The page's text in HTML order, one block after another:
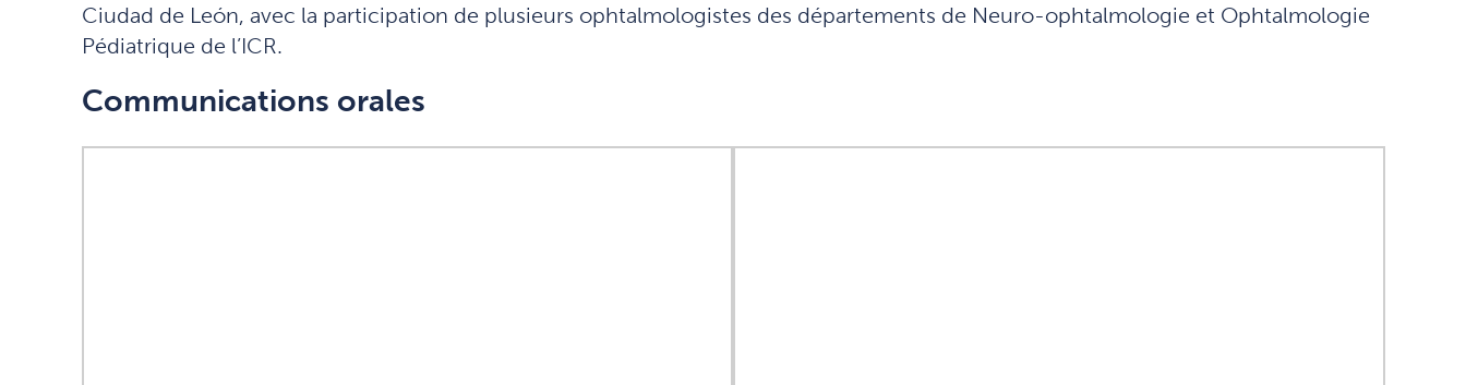
Ciudad de León, avec la participation de plusieurs ophtalmologistes des départements de Neuro-ophtalmologie et Ophtalmologie
Pédiatrique de l’ICR.
Communications orales